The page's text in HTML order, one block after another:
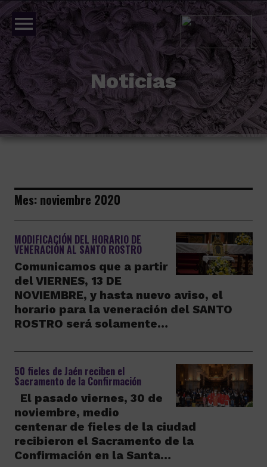
menu
Noticias
Mes: noviembre 2020
MODIFICACIÓN DEL HORARIO DE
VENERACIÓN AL SANTO ROSTRO
Comunicamos que a partir
del VIERNES, 13 DE
NOVIEMBRE, y hasta nuevo aviso, el
horario para la veneración del SANTO
ROSTRO será solamente…
50 fieles de Jaén reciben el
Sacramento de la Confirmación
El pasado viernes, 30 de
noviembre, medio
centenar de fieles de la ciudad
recibieron el Sacramento de la
Confirmación en la Santa…